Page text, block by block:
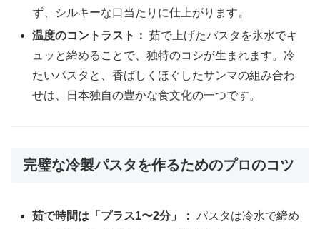
ず、シルキーな口当たりに仕上がります。
温度のコントラスト： 茹で上げたパスタを氷水でキ
ュッと締めることで、独特のコシが生まれます。冷
たいパスタと、香ばしくほぐしたサンマの組み合わ
せは、日本独自の豊かな食文化の一つです。
完璧な冷製パスタを作るためのプロのコツ
茹で時間は「プラス1〜2分」： パスタは冷水で締め